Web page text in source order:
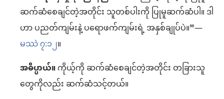
ဆက်ဆံစေချင်တဲ့အတိုင်း သူတစ်ပါးကို ပြုမူဆက်ဆံပါ။ ဒါ
ဟာ ပညတ်ကျမ်းနဲ့ ပရောဖက်ကျမ်းရဲ့ အနှစ်ချုပ်ပဲ။”—
မဿဲ ၇:၁၂။
အဓိပ္ပာယ်။ကိုယ့်ကို ဆက်ဆံစေချင်တဲ့အတိုင်း တခြားသူ
တွေကိုလည်း ဆက်ဆံသင့်တယ်။